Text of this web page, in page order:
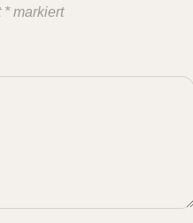
*markiert